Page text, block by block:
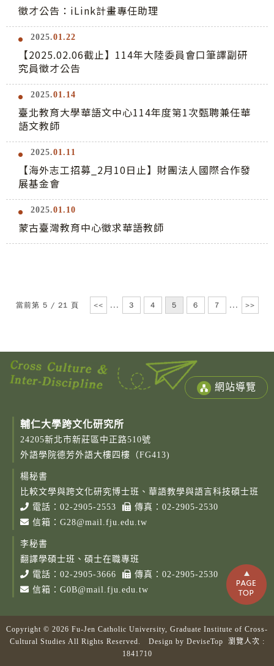
徵才公告：iLink計畫專任助理
2025.01.22
【2025.02.06截止】114年大陸委員會口筆譯副研
究員徵才公告
2025.01.14
臺北教育大學華語文中心114年度第1次甄聘兼任華
語文教師
2025.01.11
【海外志工招募_2月10日止】財團法人國際合作發
展基金會
2025.01.10
蒙古臺灣教育中心徵求華語教師
當前第 5 / 21 頁 << ... 3 4 5 6 7 ... >>
網站導覽
輔仁大學跨文化研究所
24205新北市新莊區中正路510號
外語學院德芳外語大樓四樓（FG413)
楊秘書
比較文學與跨文化研究博士班、華語教學與語言科技碩士班
電話： 02-2905-2553
傳真：02-2905-2530
信箱： G28@mail.fju.edu.tw
李秘書
翻譯學碩士班、碩士在職專班
電話： 02-2905-3666
傳真：02-2905-2530
信箱： G0B@mail.fju.edu.tw
Copyright © 2026 Fu-Jen Catholic University, Graduate Institute of Cross-
Cultural Studies All Rights Reserved. Design by DeviseTop 瀏覽人次 :
1841710